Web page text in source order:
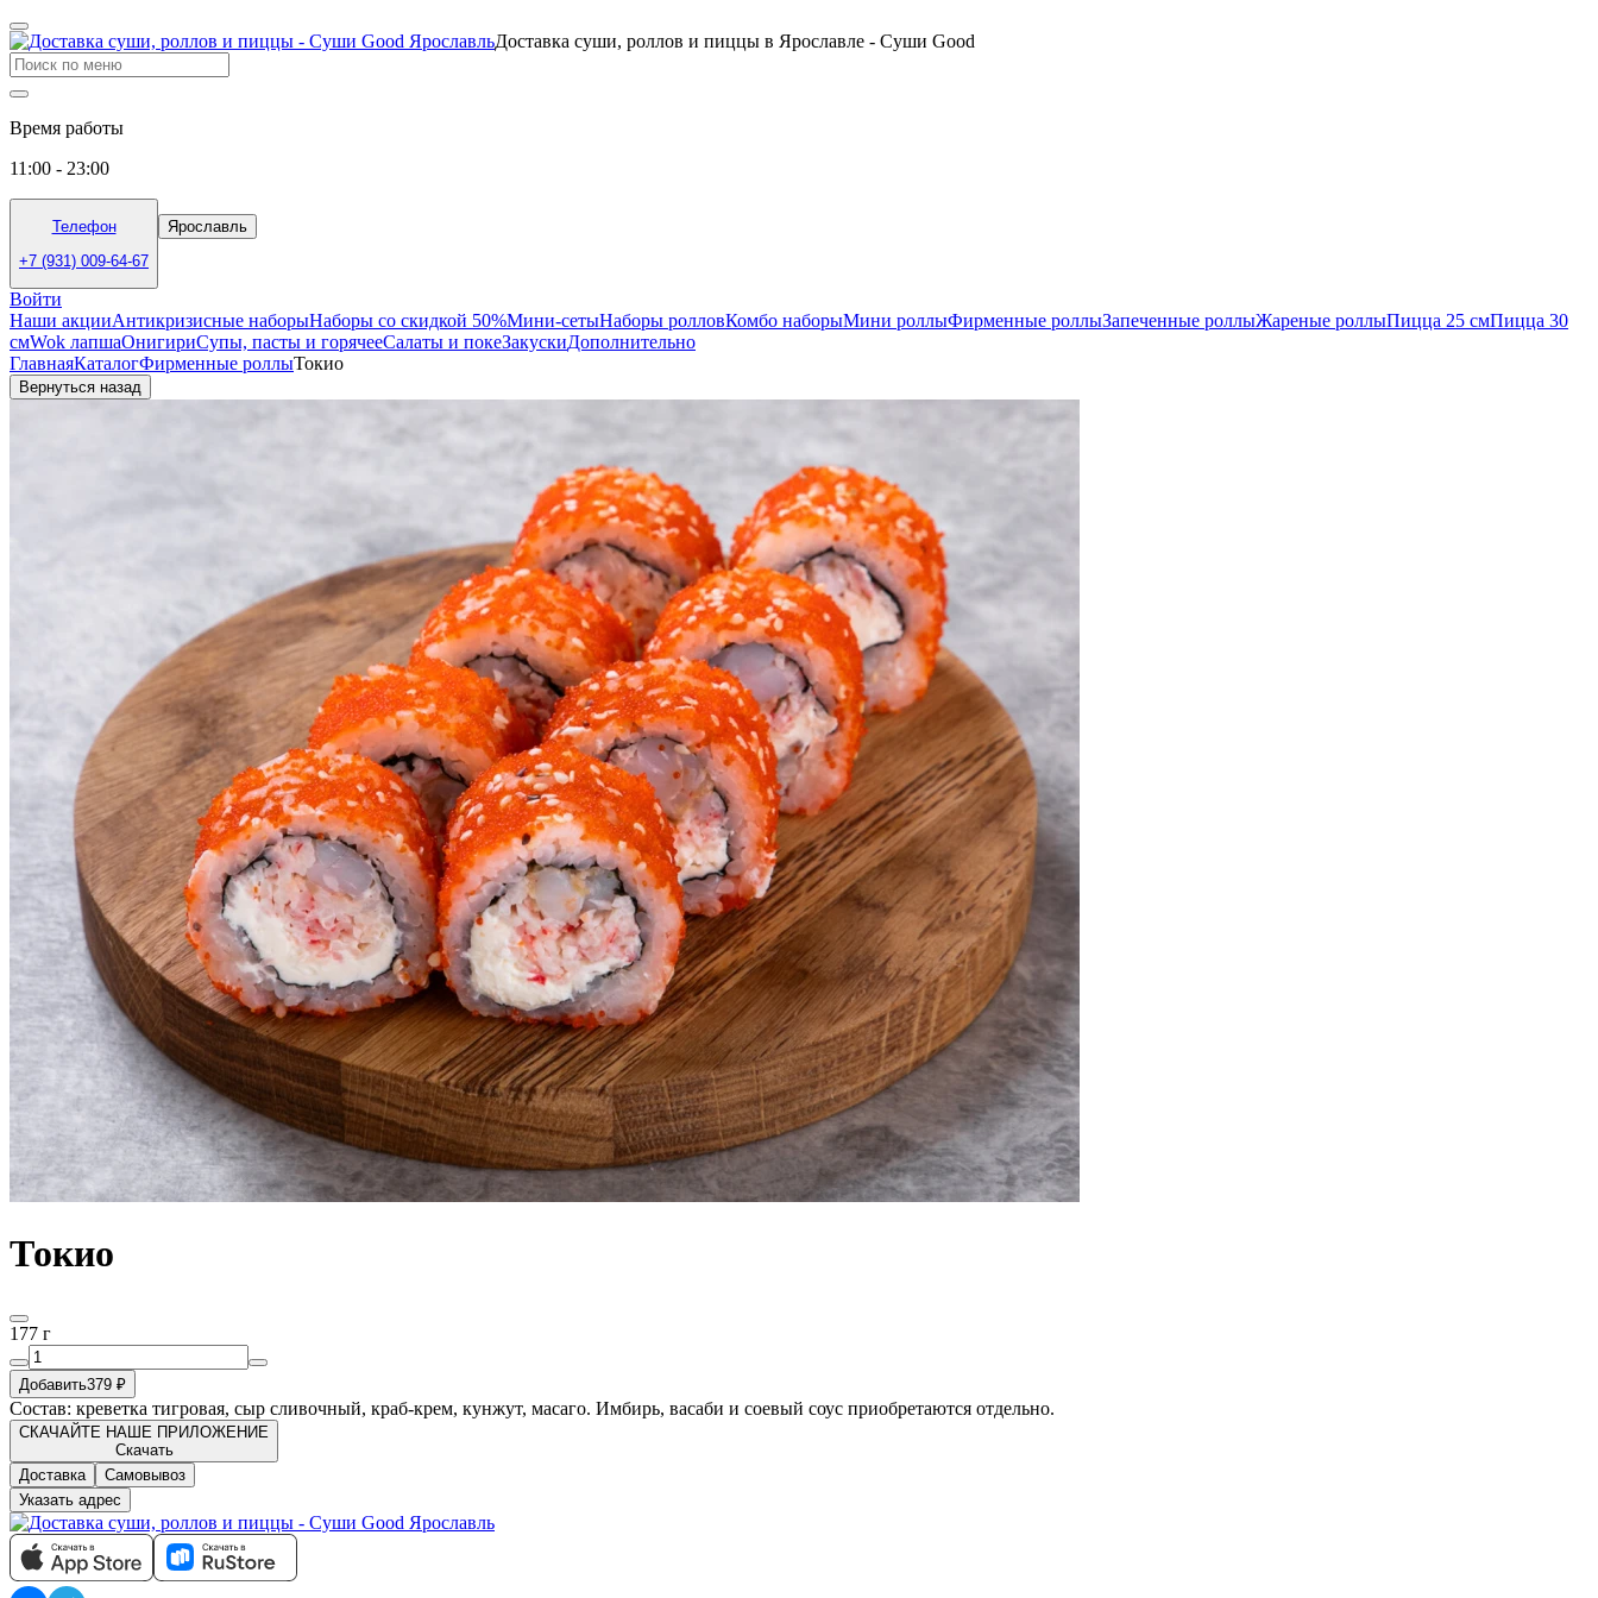
Доставка суши, роллов и пиццы в Ярославле - Суши Good
Время работы
11:00 - 23:00
Телефон
+7 (931) 009-64-67
Ярославль
Войти
Наши акцииАнтикризисные наборыНаборы со скидкой 50%Мини-сетыНаборы ролловКомбо наборыМини роллыФирменные роллыЗапеченные роллыЖареные роллыПицца 25 смПицца 30
смWok лапшаОнигириСупы, пасты и горячееСалаты и покеЗакускиДополнительно
ГлавнаяКаталогФирменные роллыТокио
Вернуться назад
Токио
177 г
Добавить379 ₽
Состав: креветка тигровая, сыр сливочный, краб-крем, кунжут, масаго. Имбирь, васаби и соевый соус приобретаются отдельно.
СКАЧАЙТЕ НАШЕ ПРИЛОЖЕНИЕ
Скачать
Доставка
Самовывоз
Указать адрес